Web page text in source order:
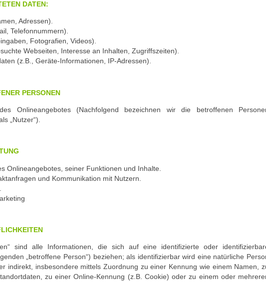
DATEN:
Adressen).
Telefonnummern).
Fotografien, Videos).
Webseiten, Interesse an Inhalten, Zugriffszeiten).
(z.B., Geräte-Informationen, IP-Adressen).
PERSONEN
Onlineangebotes (Nachfolgend bezeichnen wir die betroffenen
„Nutzer“).
Onlineangebotes, seiner Funktionen und Inhalte.
und Kommunikation mit Nutzern.
sind alle Informationen, die sich auf eine identifizierte oder
„betroffene Person“) beziehen; als identifizierbar wird eine natürliche
indirekt, insbesondere mittels Zuordnung zu einer Kennung wie einem Namen,
zu einer Online-Kennung (z.B. Cookie) oder zu einem oder